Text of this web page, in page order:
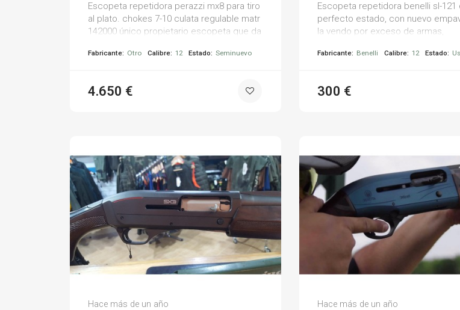
Escopeta repetidora perazzi mx8 para tiro
al plato. chokes 7-10 culata regulable matr
142000 único propietario escopeta que da
Fabricante: Otro Calibre: 12 Estado: Seminuevo
4.650 €
Escopeta repetidora benelli sl-121
perfecto estado, con nuevo
la vendo por exceso de armas,
Fabricante: Benelli Calibre: 12 Estado:
300 €
Armería La Torre M.
Hace más de un año Antonio D.
Hace más de un año